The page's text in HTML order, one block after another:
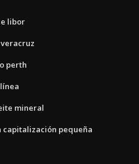
libor
perth
mineral
pequeña